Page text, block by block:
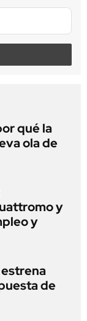
qué la
ola de
y
y
de